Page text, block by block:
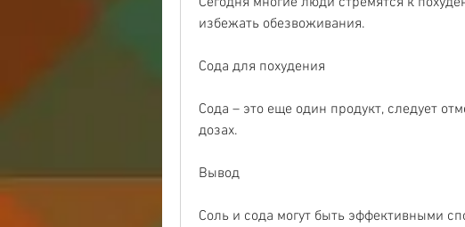
избежать обезвоживания.
Сода для похудения
Сода – это еще один продукт, следует
дозах.
Вывод
Соль и сода могут быть эффективными